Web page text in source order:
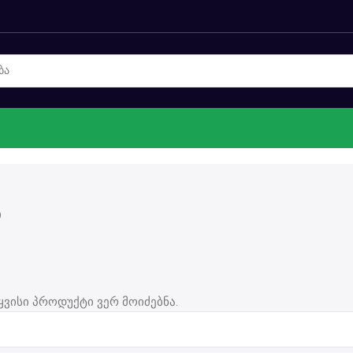
პროდუქტი ვერ მოიძებნა.